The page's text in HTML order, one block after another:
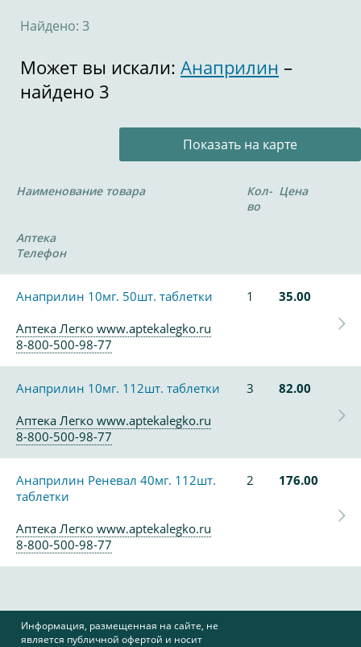
Найдено: 3
Может вы искали: Анаприлин –
найдено 3
Показать на карте
Наименование товара
Кол-
во
Цена
Аптека
Телефон
Анаприлин 10мг. 50шт. таблетки 1
35.00
Аптека Легко www.aptekalegko.ru
8-800-500-98-77
Анаприлин 10мг. 112шт. таблетки 3
82.00
Аптека Легко www.aptekalegko.ru
8-800-500-98-77
Анаприлин Реневал 40мг. 112шт.
таблетки
2 176.00
Аптека Легко www.aptekalegko.ru
8-800-500-98-77
Информация, размещенная на сайте, не
является публичной офертой и носит